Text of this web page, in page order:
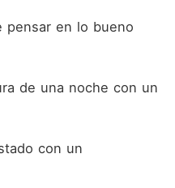
pensar en lo bueno
de una noche con un
con un